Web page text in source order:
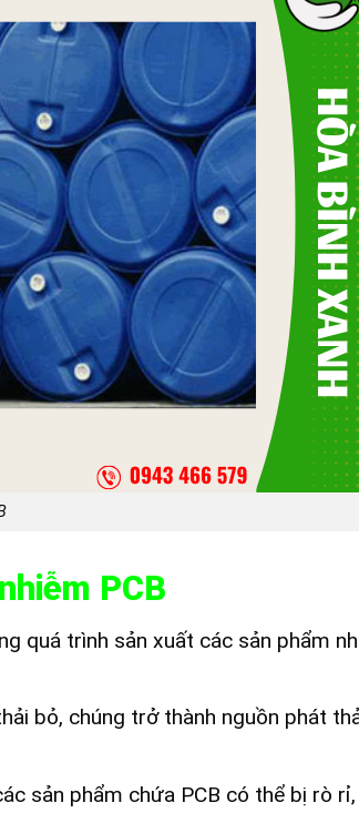
PCB
quá trình sản xuất các sản phẩm
bỏ, chúng trở thành nguồn phát
sản phẩm chứa PCB có thể bị rò